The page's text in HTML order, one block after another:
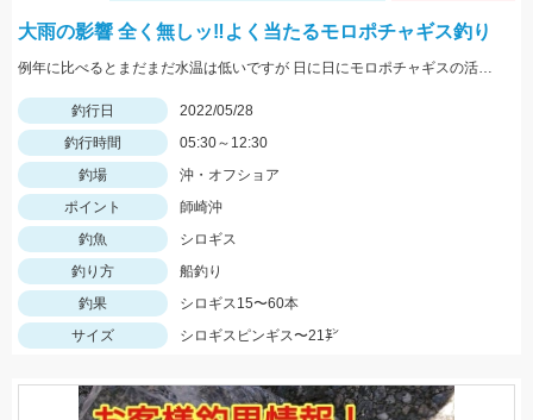
大雨の影響 全く無しッ‼︎よく当たるモロポチャギス釣り
例年に比べるとまだまだ水温は低いですが 日に日にモロポチャギスの活性 高まってますよッ(^-^)
釣行日
2022/05/28
釣行時間
05:30～12:30
釣場
沖・オフショア
ポイント
師崎沖
釣魚
シロギス
釣り方
船釣り
釣果
シロギス15〜60本
サイズ
シロギスピンギス〜21㌢